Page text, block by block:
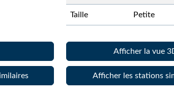
Taille Petite
Afficher la vue
Afficher les stations